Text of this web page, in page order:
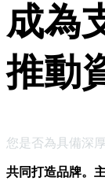
成為
推動
您是否為具備深
共同打造品牌。